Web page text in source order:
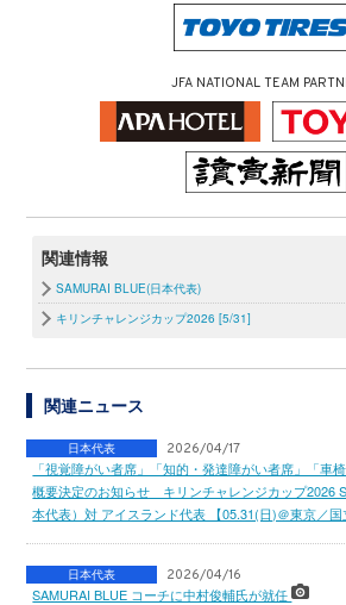
JFA NATIONAL TEAM
関連情報
SAMURAI BLUE(日本代表)
キリンチャレンジカップ2026 [5/31]
関連ニュース
日本代表 2026/04/17
「視覚障がい者席」「知的・発達障がい者席」「車
概要決定のお知らせ キリンチャレンジカップ2026
本代表）対 アイスランド代表 【05.31(日)＠東京／
日本代表 2026/04/16
SAMURAI BLUE コーチに中村俊輔氏が就任